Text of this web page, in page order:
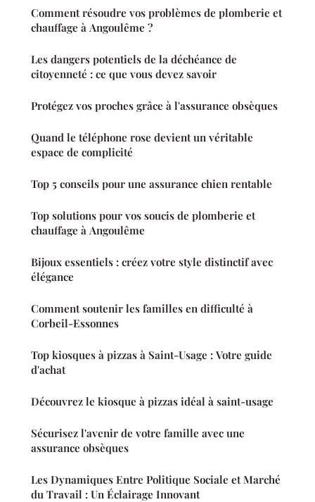
Comment résoudre vos problèmes de plomberie et
chauffage à Angoulême ?
Les dangers potentiels de la déchéance de
citoyenneté : ce que vous devez savoir
Protégez vos proches grâce à l'assurance obsèques
Quand le téléphone rose devient un véritable
espace de complicité
Top 5 conseils pour une assurance chien rentable
Top solutions pour vos soucis de plomberie et
chauffage à Angoulême
Bijoux essentiels : créez votre style distinctif avec
élégance
Comment soutenir les familles en difficulté à
Corbeil-Essonnes
Top kiosques à pizzas à Saint-Usage : Votre guide
d'achat
Découvrez le kiosque à pizzas idéal à saint-usage
Sécurisez l'avenir de votre famille avec une
assurance obsèques
Les Dynamiques Entre Politique Sociale et Marché
du Travail : Un Éclairage Innovant